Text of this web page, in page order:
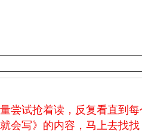
尝试抢着读，反复看直到
会写》的内容，马上去找